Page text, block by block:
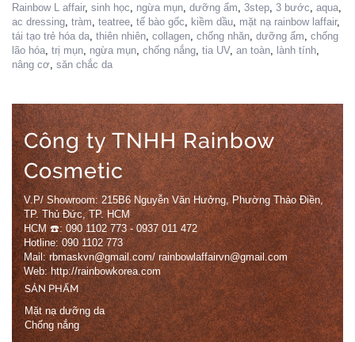
Rainbow L affair, sinh học ngừa mụn dưỡng ẩm 3step 3 bước aqua
ac dressing tràm teatree tế bào gốc kiềm dầu mặt nạ rainbow laffair,
tái tạo trẻ hóa da thiên nhiên collagen chống nhăn dưỡng ẩm chống
lão hóa trị mụn ngừa mụn chống nắng tia UV, an toàn lành tính
nâng cơ săn chắc da
Công ty TNHH Rainbow
Cosmetic
V.P/ Showroom: 215B6 Nguyễn Văn Hưởng, Phường Thảo Điền,
TP. Thủ Đức, TP. HCM
HCM ☎️: 090 1102 773 - 0937 011 472
Hotline: 090 1102 773
Mail: rbmaskvn@gmail.com/ rainbowlaffairvn@gmail.com
Web: http://rainbowkorea.com
SẢN PHẨM
Mặt nạ dưỡng da
Chống nắng